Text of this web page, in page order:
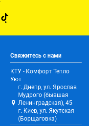
Свяжитесь с нами
КТУ - Комфорт Тепло
Уют
г. Днепр, ул. Ярослав
Мудрого (бывшая
Ленинградская), 45
г. Киев, ул. Якутская
(Борщаговка)